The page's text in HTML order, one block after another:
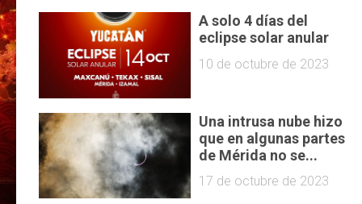
A solo 4 días del
eclipse solar anular
10 de octubre de 2023
Una intrusa nube hizo
que en algunas partes
de Mérida no se...
17 de octubre de 2023